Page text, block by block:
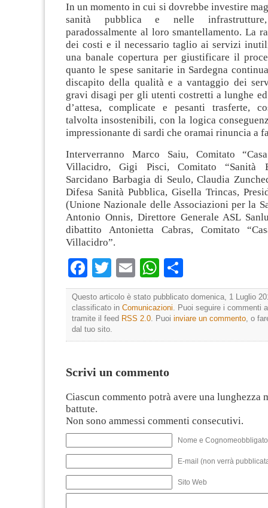
In un momento in cui si dovrebbe investire
sanità pubblica e nelle
paradossalmente al loro smantellamento. La
dei costi e il necessario taglio ai servizi
una banale copertura per giustificare il
quanto le spese sanitarie in Sardegna
discapito della qualità e a vantaggio dei
gravi disagi per gli utenti costretti a lunghe
d’attesa, complicate e pesanti trasferte,
talvolta insostenibili, con la logica
impressionante di sardi che oramai rinuncia a
Interverranno Marco Saiu, Comitato
Villacidro, Gigi Pisci, Comitato “Sanità
Sarcidano Barbagia di Seulo, Claudia
Difesa Sanità Pubblica, Gisella Trincas,
(Unione Nazionale delle Associazioni per la
Antonio Onnis, Direttore Generale ASL
dibattito Antonietta Cabras, Comitato
Villacidro”.
Facebook
TwitterEmailWhatsApp
Questo articolo è stato pubblicato domenica, 1 Luglio
classificato in Comunicazioni. Puoi seguire i commenti
tramite il feed RSS 2.0. Puoi inviare un commento, o
dal tuo sito.
Scrivi un commento
Ciascun commento potrà avere una lunghezza
battute.
Non sono ammessi commenti consecutivi.
Nome e
E-mail (non verrà
Sito Web